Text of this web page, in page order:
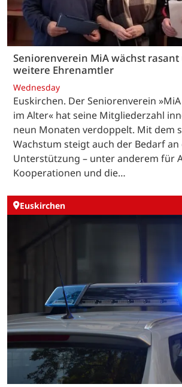
Seniorenverein MiA wächst
weitere Ehrenamtler
Wednesday
Euskirchen. Der Seniorenverein
im Alter« hat seine Mitgliederzahl
neun Monaten verdoppelt. Mit dem
Wachstum steigt auch der Bedarf
Unterstützung – unter anderem für
Kooperationen und die…
Euskirchen